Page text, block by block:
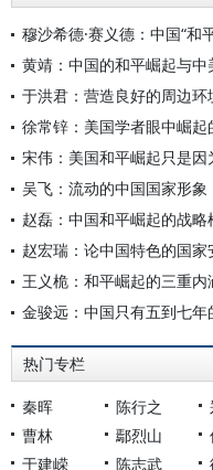
穆沙希德·赛义德：中国“和
黄靖：中国的和平崛起与中
于洪君：营造良好的周边
徐常锌：美国学者眼中崛起
宋伟：美国和平崛起只是因
吴飞：流动的中国国家形象
赵磊：中国和平崛起的战略
赵宏瑞：论中国特色的国家
王义桅：和平崛起的三重内
金骏远：中国只有五到七年
热门专栏
秦晖 陈行之
曹林
鄢烈山
于建嵘
陈志武